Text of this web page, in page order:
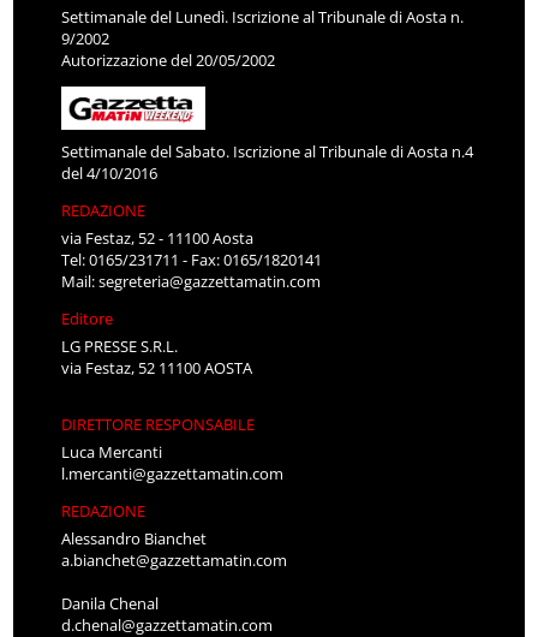
Settimanale del Lunedì. Iscrizione al Tribunale di Aosta n.
9/2002
Autorizzazione del 20/05/2002
Settimanale del Sabato. Iscrizione al Tribunale di Aosta n.4
del 4/10/2016
REDAZIONE
via Festaz, 52 - 11100 Aosta
Tel: 0165/231711 - Fax: 0165/1820141
Mail:segreteria@gazzettamatin.com
Editore
LG PRESSE S.R.L.
via Festaz, 52 11100 AOSTA
DIRETTORE RESPONSABILE
Luca Mercanti
l.mercanti@gazzettamatin.com
REDAZIONE
Alessandro Bianchet
a.bianchet@gazzettamatin.com
Danila Chenal
d.chenal@gazzettamatin.com